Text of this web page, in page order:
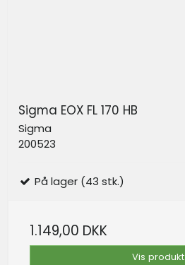
Sigma EOX FL 170 HB
Sigma
200523
På lager (43 stk.)
1.149,00 DKK
Vis produkt